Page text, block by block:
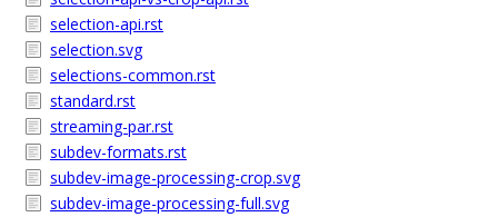
selection-api.rst
selection.svg
selections-common.rst
standard.rst
streaming-par.rst
subdev-formats.rst
subdev-image-processing-crop.svg
subdev-image-processing-full.svg